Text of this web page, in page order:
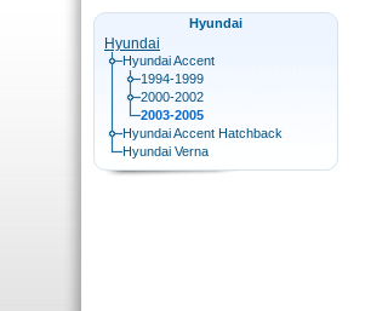
Hyundai
Hyundai
Hyundai Accent
1994-1999
2000-2002
2003-2005
Hyundai Accent Hatchback
Hyundai Verna